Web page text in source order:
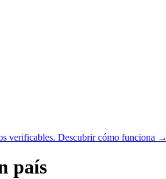
verificables. Descubrir cómo funciona →
país